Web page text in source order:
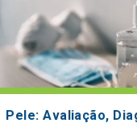
Pele: Avaliação,